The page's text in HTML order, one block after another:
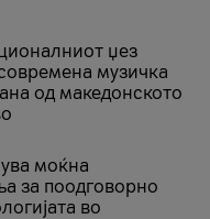
џез
музичка
од македонското
моќна
за поодговорно
во